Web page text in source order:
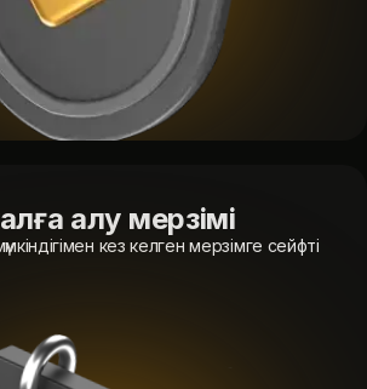
алу мерзімі
кез келген мерзімге сейфті